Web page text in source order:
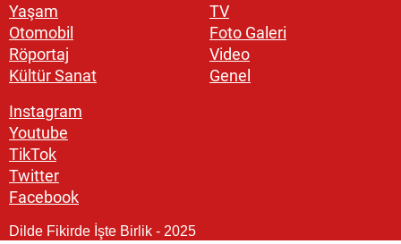
Yaşam
Otomobil
Röportaj
Kültür Sanat
TV
Foto Galeri
Video
Genel
Instagram
Youtube
TikTok
Twitter
Facebook
Dilde Fikirde İşte Birlik - 2025